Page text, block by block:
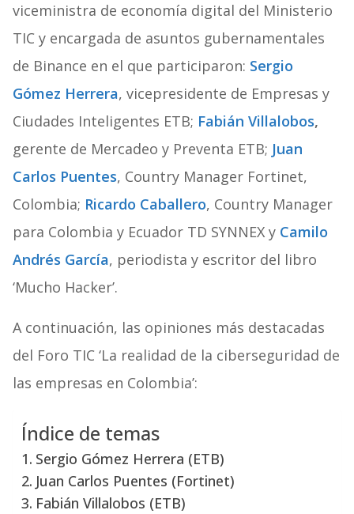
viceministra de economía digital del Ministerio
TIC y encargada de asuntos gubernamentales
de Binance en el que participaron: Sergio
Gómez Herrera, vicepresidente de Empresas y
Ciudades Inteligentes ETB; Fabián Villalobos,
gerente de Mercadeo y Preventa ETB; Juan
Carlos Puentes, Country Manager Fortinet,
Colombia; Ricardo Caballero, Country Manager
para Colombia y Ecuador TD SYNNEX y Camilo
Andrés García, periodista y escritor del libro
‘Mucho Hacker’.
A continuación, las opiniones más destacadas
del Foro TIC ‘La realidad de la ciberseguridad de
las empresas en Colombia’:
Índice de temas
Sergio Gómez Herrera (ETB)
Juan Carlos Puentes (Fortinet)
Fabián Villalobos (ETB)